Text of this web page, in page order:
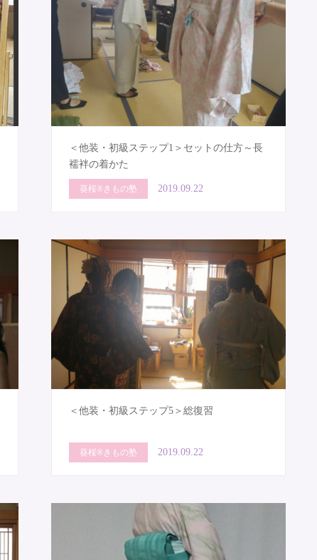
＜他装・初級ステップ1＞セットの仕方～長
襦袢の着かた
葵桜®きもの塾 2019.09.22
＜他装・初級ステップ5＞総復習
葵桜®きもの塾 2019.09.22